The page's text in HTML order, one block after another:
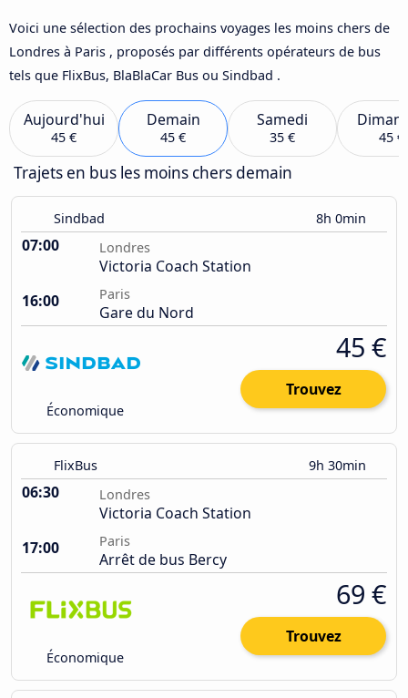
Voici une sélection des prochains voyages les moins chers de
Londres à Paris , proposés par différents opérateurs de bus
tels que FlixBus, BlaBlaCar Bus ou Sindbad .
Aujourd'hui
45 €
Demain
45 €
Samedi
35 € 45 €
Trajets en bus les moins chers demain
Sindbad 8h 0min
07:00 Londres
Victoria Coach Station
16:00
Paris
Gare du Nord
Économique
45 €
Trouvez
FlixBus 9h 30min
06:30 Londres
Victoria Coach Station
17:00
Paris
Arrêt de bus Bercy
Économique
69 €
Trouvez